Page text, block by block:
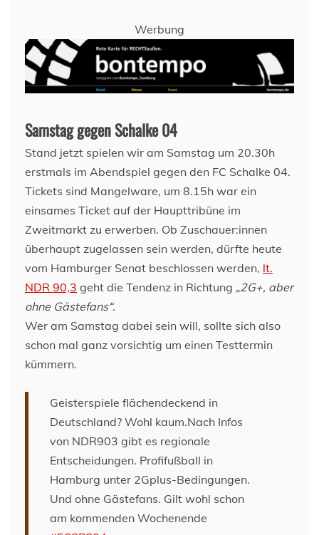
Werbung
Samstag gegen Schalke 04
Stand jetzt spielen wir am Samstag um 20.30h
erstmals im Abendspiel gegen den FC Schalke 04.
Tickets sind Mangelware, um 8.15h war ein
einsames Ticket auf der Haupttribüne im
Zweitmarkt zu erwerben. Ob Zuschauer:innen
überhaupt zugelassen sein werden, dürfte heute
vom Hamburger Senat beschlossen werden, lt.
NDR 90,3 geht die Tendenz in Richtung „2G+, aber
ohne Gästefans“.
Wer am Samstag dabei sein will, sollte sich also
schon mal ganz vorsichtig um einen Testtermin
kümmern.
Geisterspiele flächendeckend in
Deutschland? Wohl kaum.Nach Infos
von NDR903 gibt es regionale
Entscheidungen. Profifußball in
Hamburg unter 2Gplus-Bedingungen.
Und ohne Gästefans. Gilt wohl schon
am kommenden Wochenende